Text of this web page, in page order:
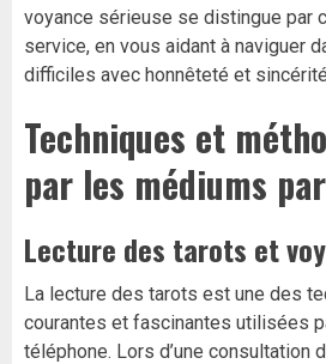
voyance sérieuse se distingue par
service, en vous aidant à naviguer
difficiles avec honnêteté et
Techniques et
par les médiums
Lecture des tarots et
La lecture des tarots est une des
courantes et fascinantes utilisées
téléphone. Lors d’une consultation